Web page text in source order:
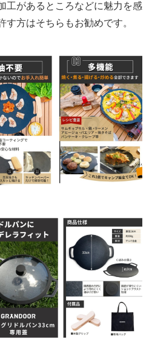
工があるところなどに魅力を感
す方はそちらもお勧めです。